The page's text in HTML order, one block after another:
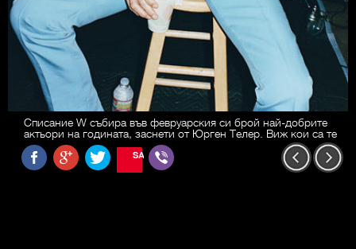
Списание W събира във февруарския си брой най-добрите
актьори на годината, заснети от Юрген Телер. Виж кои са те
SAVE